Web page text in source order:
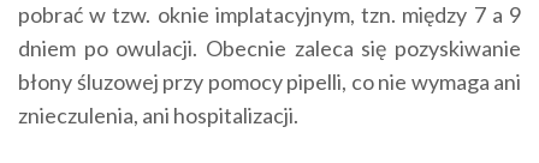
pobrać w tzw. oknie implatacyjnym, tzn. między 7 a 9
dniem po owulacji. Obecnie zaleca się pozyskiwanie
błony śluzowej przy pomocy pipelli, co nie wymaga ani
znieczulenia, ani hospitalizacji.